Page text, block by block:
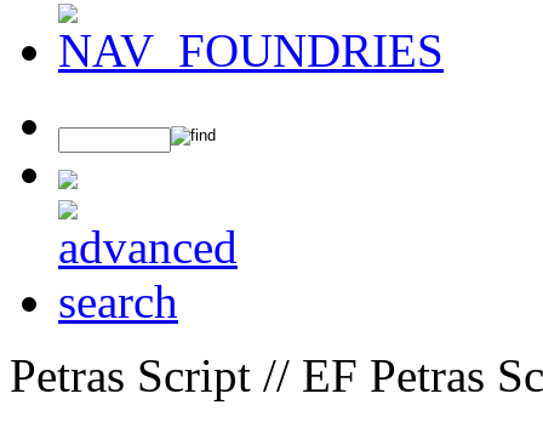
Petras Script // EF Petras